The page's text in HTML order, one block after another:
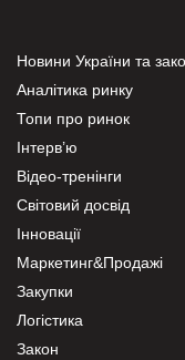
Новини України та
Аналітика ринку
Топи про ринок
Інтерв’ю
Відео-тренінги
Світовий досвід
Інновації
Маркетинг&Продажі
Закупки
Логістика
Закон